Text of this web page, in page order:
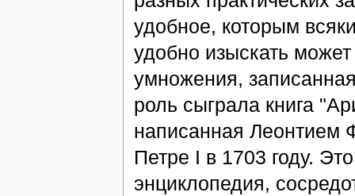
удобное, которым
удобно изыскать
умножения,
роль сыграла книга
написанная Леонтием
Петре I в 1703 году.
энциклопедия,